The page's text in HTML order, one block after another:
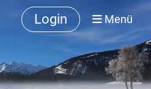
Login Menü